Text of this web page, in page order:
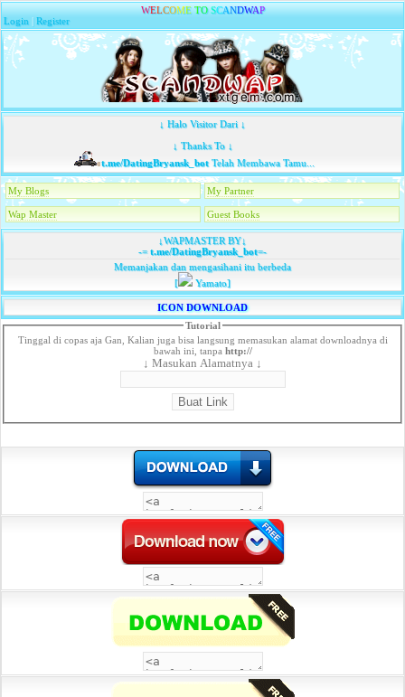
WELCOME TO SCANDWAP
Login |Register
↓ Halo Visitor Dari ↓
↓ Thanks To ↓
t.me/DatingBryansk_botTelah Membawa Tamu...
My Blogs My Partner
Wap Master Guest Books
↓WAPMASTER BY↓
-=t.me/DatingBryansk_bot=-
Memanjakan dan mengasihani itu berbeda
[
Yamato]
ICON DOWNLOAD
Tutorial
Tinggal di copas aja Gan, Kalian juga bisa langsung memasukan alamat downloadnya di
bawah ini, tanpa http://
↓ Masukan Alamatnya ↓